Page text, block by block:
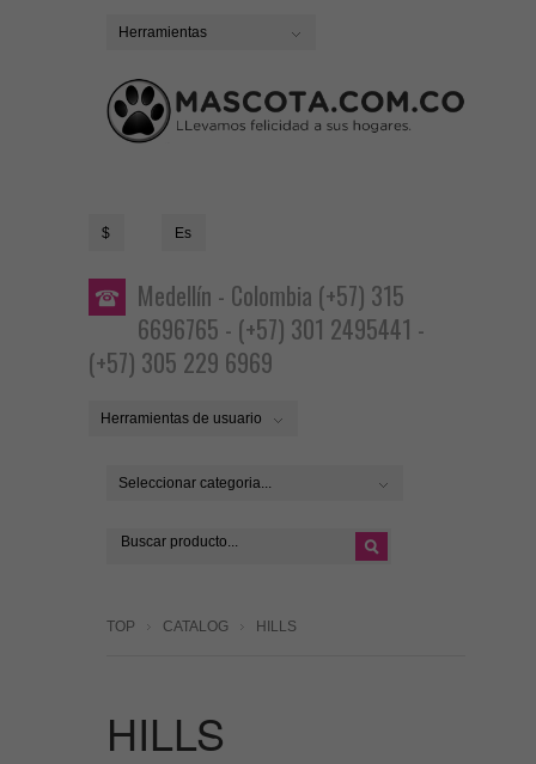
Herramientas
$ Es
Medellín - Colombia (+57) 315
6696765 - (+57) 301 2495441 -
(+57) 305 229 6969
Herramientas de usuario
Seleccionar categoria...
TOP CATALOG HILLS
HILLS